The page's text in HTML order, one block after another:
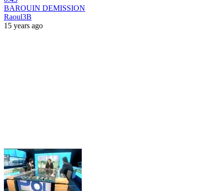
BAROUIN DEMISSION
Raoul3B
15 years ago